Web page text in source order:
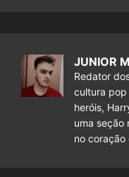
JUNIOR
Redator
cultura pop
heróis,
uma seção
no coração